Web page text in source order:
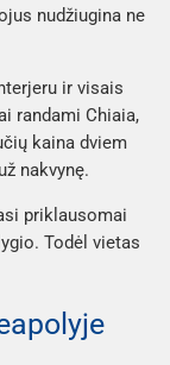
nudžiugina ne
ir visais
randami Chiaia,
kaina dviem
nakvynę.
priklausomai
Todėl vietas